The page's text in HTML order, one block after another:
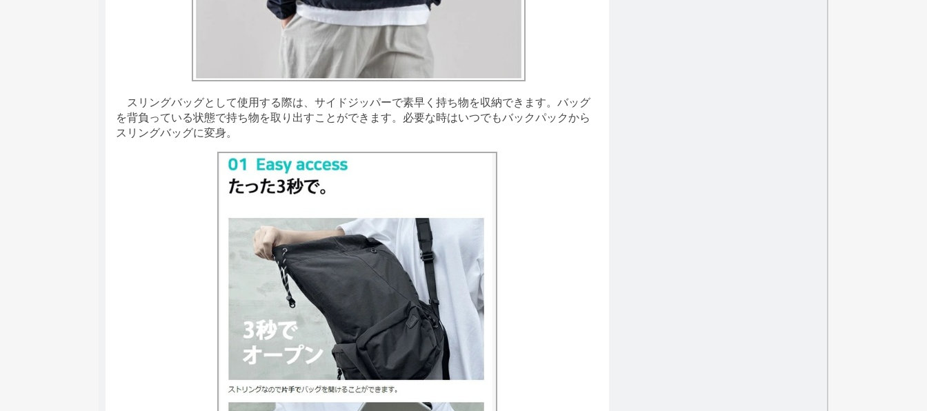
スリングバッグとして使用する際は、サイドジッパーで素早く持ち物を収納できます。バッグ
を背負っている状態で持ち物を取り出すことができます。必要な時はいつでもバックパックから
スリングバッグに変身。